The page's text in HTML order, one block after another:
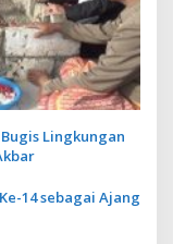
Lingkungan
14 sebagai Ajang